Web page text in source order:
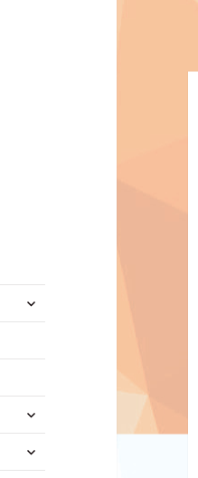
раскрыть
дочернее
раскрыть
дочернее
меню
раскрыть
дочернее